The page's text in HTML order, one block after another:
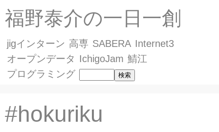
福野泰介の一日一創
jigインターン 高専 SABERA Internet3
オープンデータ IchigoJam 鯖江
プログラミング
#hokuriku